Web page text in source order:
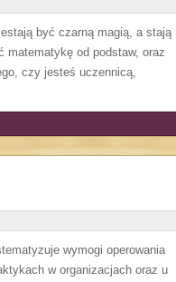
być czarną magią, a stają
matematykę od podstaw, oraz
czy jesteś uczennicą,
wymogi operowania
w organizacjach oraz u